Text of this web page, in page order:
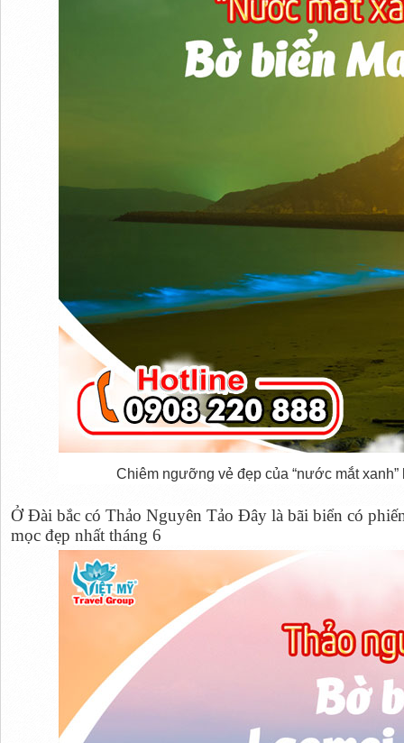
Chiêm ngưỡng vẻ đẹp của “nước mắt
Ở Đài bắc có Thảo Nguyên Tảo Đây là bãi biển có
mọc đẹp nhất tháng 6